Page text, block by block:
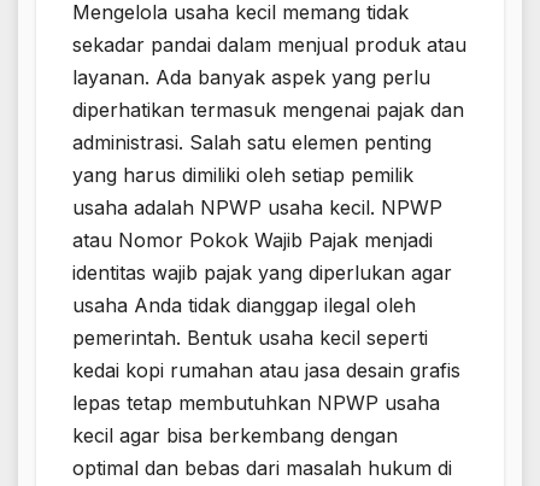
Mengelola usaha kecil memang tidak
sekadar pandai dalam menjual produk atau
layanan. Ada banyak aspek yang perlu
diperhatikan termasuk mengenai pajak dan
administrasi. Salah satu elemen penting
yang harus dimiliki oleh setiap pemilik
usaha adalah NPWP usaha kecil. NPWP
atau Nomor Pokok Wajib Pajak menjadi
identitas wajib pajak yang diperlukan agar
usaha Anda tidak dianggap ilegal oleh
pemerintah. Bentuk usaha kecil seperti
kedai kopi rumahan atau jasa desain grafis
lepas tetap membutuhkan NPWP usaha
kecil agar bisa berkembang dengan
optimal dan bebas dari masalah hukum di